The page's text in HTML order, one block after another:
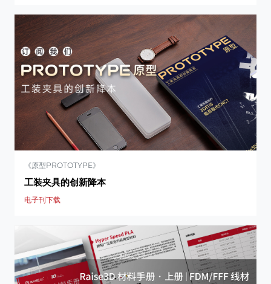
《原型PROTOTYPE》
工装夹具的创新降本
电子刊下载